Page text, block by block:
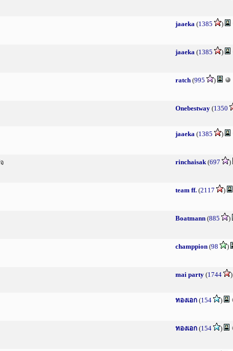
jaaeka (1385 )
jaaeka (1385 )
ratch (995 )
Onebestway (1350
jaaeka (1385 )
rinchaisak(697 )
team ff. (2117 )
Boatmann (885 )
champpion (98 )
mai party (1744 )
ทองเอก (154 )
ทองเอก (154 )